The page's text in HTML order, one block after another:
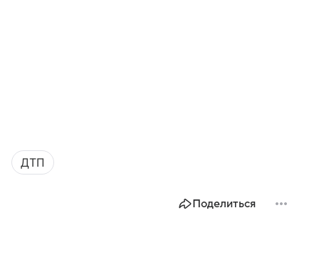
ДТП
Поделиться